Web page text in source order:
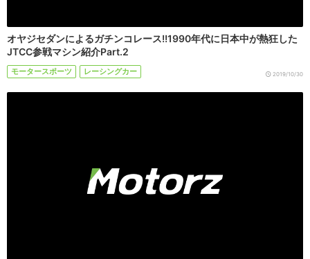
オヤジセダンによるガチンコレース!!1990年代に日本中が熱狂した
JTCC参戦マシン紹介Part.2
モータースポーツ レーシングカー 2019/10/30